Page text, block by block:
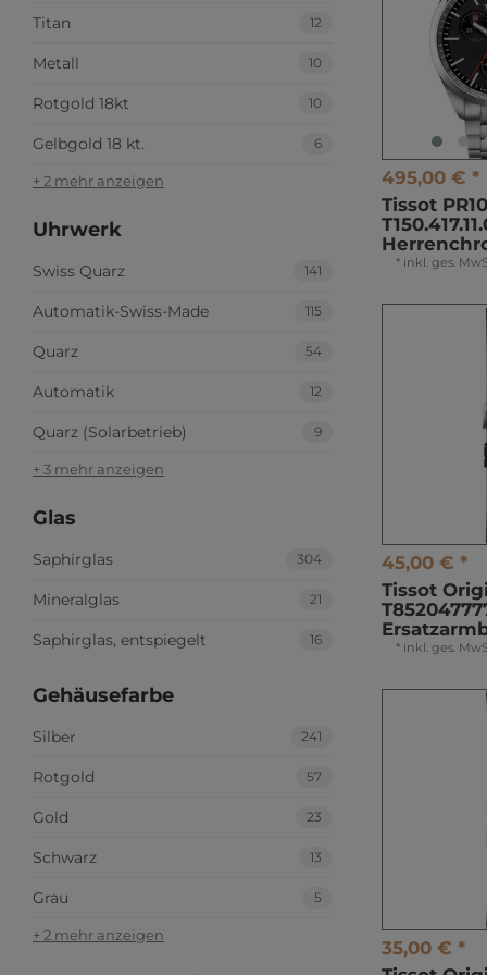
Titan 12
Metall 10
Rotgold 18kt 10
Gelbgold 18 kt. 6
+ 2 mehr anzeigen
Uhrwerk
Swiss Quarz 141
Automatik-Swiss-Made 115
Quarz 54
Automatik 12
Quarz (Solarbetrieb) 9
+ 3 mehr anzeigen
Glas
Saphirglas 304
Mineralglas 21
Saphirglas, entspiegelt 16
Gehäusefarbe
Silber 241
Rotgold 57
Gold 23
Schwarz 13
Grau 5
+ 2 mehr anzeigen
495,00 € *
Tissot
* inkl. ges.
45,00 € *
Tissot
* inkl. ges.
35,00 € *